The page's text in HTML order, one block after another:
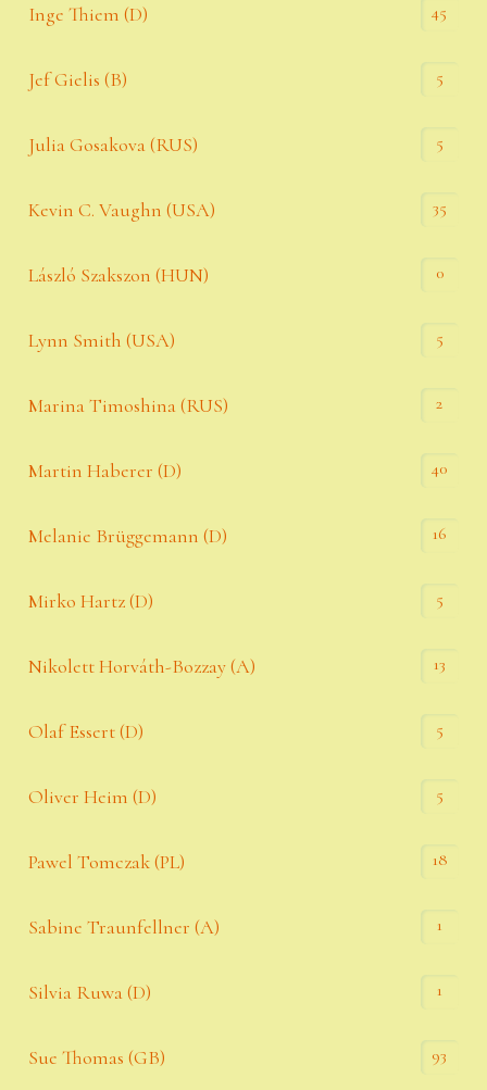
Inge Thiem (D) 45
Jef Gielis (B) 5
Julia Gosakova (RUS) 5
Kevin C. Vaughn (USA) 35
László Szakszon (HUN) 0
Lynn Smith (USA) 5
Marina Timoshina (RUS) 2
Martin Haberer (D) 40
Melanie Brüggemann (D) 16
Mirko Hartz (D) 5
Nikolett Horváth-Bozzay (A) 13
Olaf Essert (D) 5
Oliver Heim (D) 5
Pawel Tomczak (PL) 18
Sabine Traunfellner (A) 1
Silvia Ruwa (D) 1
Sue Thomas (GB) 93